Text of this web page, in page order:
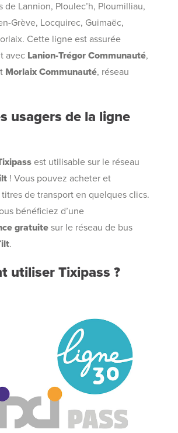
de Lannion, Ploulec’h, Ploumilliau,
Grève, Locquirec, Guimaëc,
Cette ligne est assurée
avec Lanion-Trégor Communauté,
Morlaix Communauté, réseau
usagers de la ligne
est utilisable sur le réseau
! Vous pouvez acheter et
de transport en quelques clics.
bénéficiez d’une
gratuite sur le réseau de bus
.
utiliser Tixipass ?